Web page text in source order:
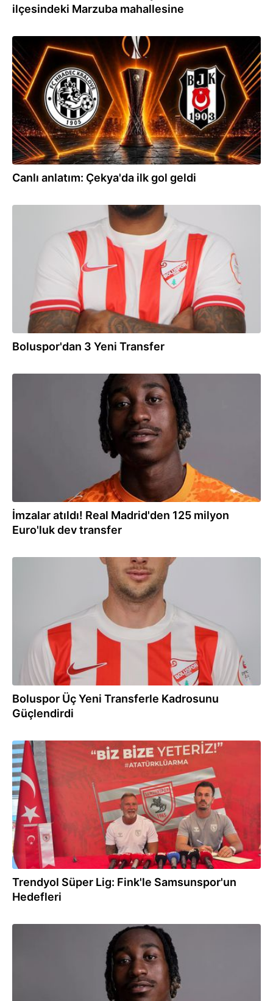
ilçesindeki Marzuba mahallesine
18:50
Canlı anlatım: Çekya'da ilk gol geldi
Boluspor'dan 3 Yeni Transfer
İmzalar atıldı! Real Madrid'den 125 milyon
Euro'luk dev transfer
Boluspor Üç Yeni Transferle Kadrosunu
Güçlendirdi
18:00
Trendyol Süper Lig: Fink'le Samsunspor'un
Hedefleri